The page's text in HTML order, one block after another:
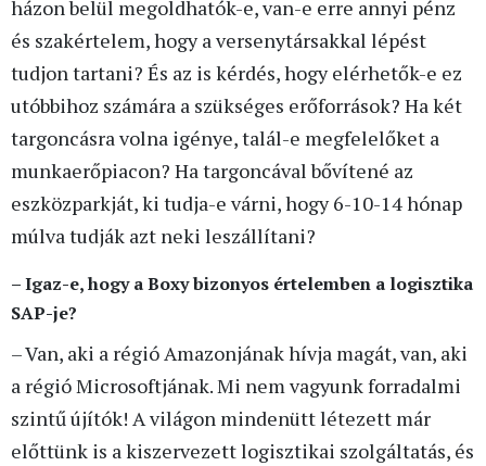
házon belül megoldhatók-e, van-e erre annyi pénz
és szakértelem, hogy a versenytársakkal lépést
tudjon tartani? És az is kérdés, hogy elérhetők-e ez
utóbbihoz számára a szükséges erőforrások? Ha két
targoncásra volna igénye, talál-e megfelelőket a
munkaerőpiacon? Ha targoncával bővítené az
eszközparkját, ki tudja-e várni, hogy 6-10-14 hónap
múlva tudják azt neki leszállítani?
– Igaz-e, hogy a Boxy bizonyos értelemben a logisztika
SAP-je?
– Van, aki a régió Amazonjának hívja magát, van, aki
a régió Microsoftjának. Mi nem vagyunk forradalmi
szintű újítók! A világon mindenütt létezett már
előttünk is a kiszervezett logisztikai szolgáltatás, és